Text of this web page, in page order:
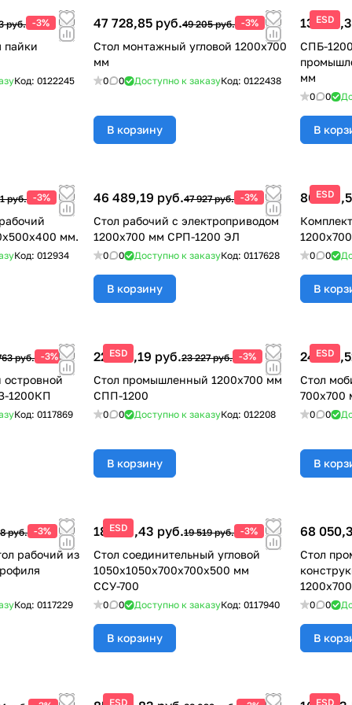
руб. -3%
пайки
Код: 0122245
47 728,85 руб.49 205 руб. -3%
Стол монтажный угловой 1200х700
мм
0 0 Доступно к заказуКод: 0122438
В корзину
ESD
13
СПБ-
мм
0 0
В
руб. -3%
мм.
Код: 012934
46 489,19 руб.47 927 руб. -3%
Стол рабочий с электроприводом
1200х700 мм СРП-1200 ЭЛ
0 0 Доступно к заказуКод: 0117628
В корзину
ESD
80
0 0
В
руб. -3%
1200КП
Код: 0117869
ESD
22 530,19 руб.23 227 руб. -3%
Стол промышленный 1200x700 мм
СПП-1200
0 0 Доступно к заказуКод: 012208
В корзину
ESD
24
Стол
700х700
0 0
В
руб. -3%
рабочий из
Код: 0117229
ESD
18 933,43 руб.19 519 руб. -3%
Стол соединительный угловой
1050х1050х700х700х500 мм
ССУ-700
0 0 Доступно к заказуКод: 0117940
В корзину
68
Стол
0 0
В
ESD ESD